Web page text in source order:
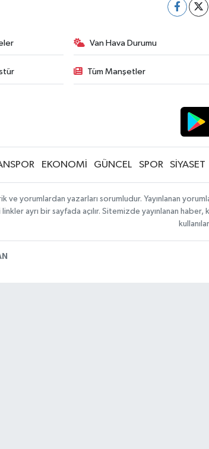
Van Hava Durumu
Tüm Manşetler
EKONOMİ GÜNCEL SPOR SİYASET
ve yorumlardan yazarları sorumludur. Yayınlanan
ayrı bir sayfada açılır. Sitemizde yayınlanan